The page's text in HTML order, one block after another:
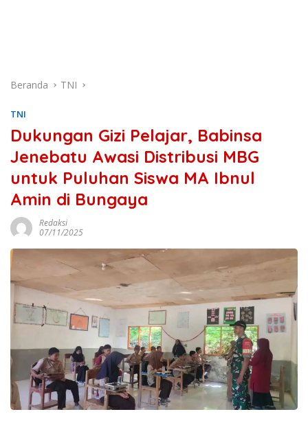
Beranda TNI
TNI
Dukungan Gizi Pelajar, Babinsa
Jenebatu Awasi Distribusi MBG
untuk Puluhan Siswa MA Ibnul
Amin di Bungaya
Redaksi
07/11/2025